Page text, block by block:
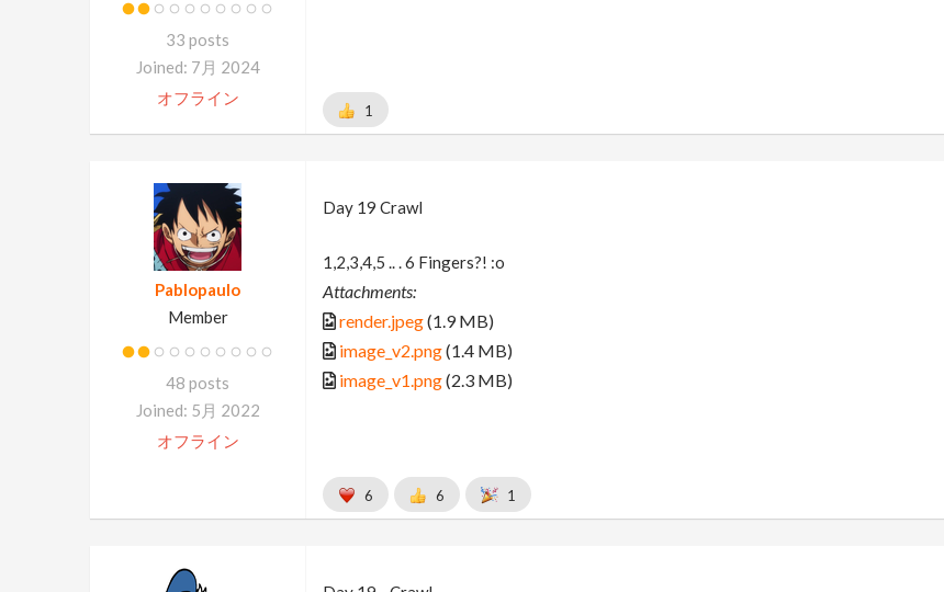
33 posts
Joined: 7月 2024
オフライン
1
Pablopaulo
Member
48 posts
Joined: 5月 2022
オフライン
Day 19 Crawl
1,2,3,4,5 .. . 6 Fingers?! :o
Attachments:
render.jpeg(1.9 MB)
image_v2.png(1.4 MB)
image_v1.png(2.3 MB)
6 6 1